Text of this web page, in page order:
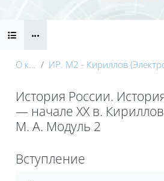
Блоки
О курсе
История России.
— начале XX в.
М. А. Модуль 2
Вступление